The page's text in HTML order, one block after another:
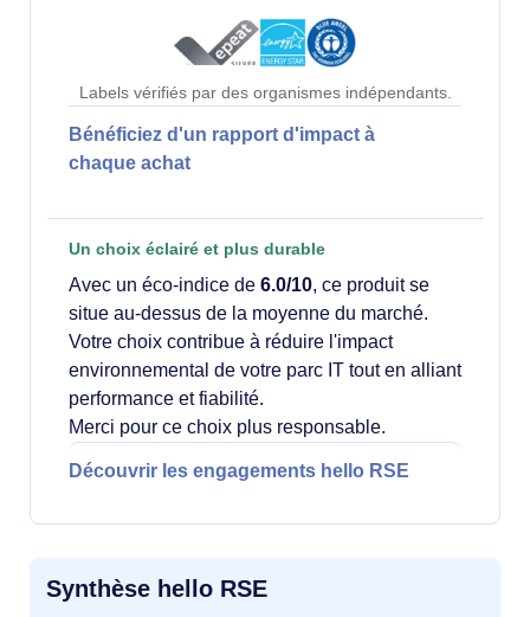
Labels vérifiés par des organismes indépendants.
Bénéficiez d'un rapport d'impact à
chaque achat
Un choix éclairé et plus durable
Avec un éco-indice de 6.0/10, ce produit se
situe au-dessus de la moyenne du marché.
Votre choix contribue à réduire l'impact
environnemental de votre parc IT tout en alliant
performance et fiabilité.
Merci pour ce choix plus responsable.
Découvrir les engagements hello RSE
Synthèse hello RSE